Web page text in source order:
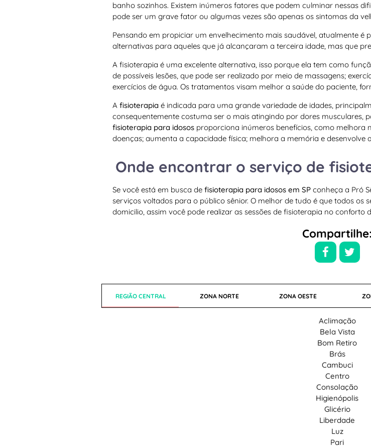
banho sozinhos. Existem inúmeros fatores que podem culminar nessas
pode ser um grave fator ou algumas vezes são apenas os sintomas da
Pensando em propiciar um envelhecimento mais saudável, atualmente
alternativas para aqueles que já alcançaram a terceira idade, mas que
A fisioterapia é uma excelente alternativa, isso porque ela tem como
de possíveis lesões, que pode ser realizado por meio de massagens;
exercícios de água. Os tratamentos visam melhor a saúde do paciente,
Afisioterapia é indicada para uma grande variedade de idades,
consequentemente costuma ser o mais atingindo por dores musculares,
fisioterapia para idosos proporciona inúmeros benefícios, como melhora
doenças; aumenta a capacidade física; melhora a memória e desenvolve
Onde encontrar o serviço de
Se você está em busca defisioterapia para idosos em SP conheça a Pró
serviços voltados para o público sênior. O melhor de tudo é que todos os
domicilio, assim você pode realizar as sessões de fisioterapia no conforto
Compartilhe:
REGIÃO CENTRAL ZONA NORTE ZONA OESTE
Aclimação
Bela Vista
Bom Retiro
Brás
Cambuci
Centro
Consolação
Higienópolis
Glicério
Liberdade
Luz
Pari